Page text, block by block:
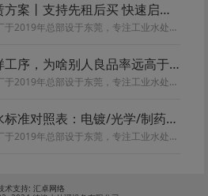
纯水设备租赁方案丨支持先租后买 快速启动生产
纯渗水处理设备厂于2019年总部设于东莞，专注工业水处理设备。深耕电镀、线路板、化工、食品、医药领域。团队精通 RO、EDI、MBR 等工艺，提供水质勘测、设备定制、运维一站式服务，全流程严控品质，依托莞惠中河四大基地就...
同样原料同样工序，为啥别人良品率远高于你?
纯渗水处理设备厂于2019年总部设于东莞，专注工业水处理设备。深耕电镀、线路板、化工、食品、医药领域。团队精通 RO、EDI、MBR 等工艺，提供水质勘测、设备定制、运维一站式服务，全流程严控品质，依托莞惠中河四大基地就...
不同行业纯水标准对照表：电镀/光学/制药/电子用水区别
纯渗水处理设备厂于2019年总部设于东莞，专注工业水处理设备。深耕电镀、线路板、化工、食品、医药领域。团队精通 RO、EDI、MBR 等工艺，提供水质勘测、设备定制、运维一站式服务，全流程严控品质，依托莞惠中河四大基地就...
术支持: 汇卓网络